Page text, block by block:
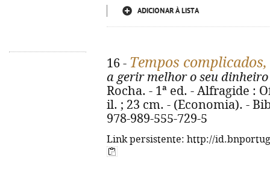
ADICIONAR À LISTA
16 - Tempos
a gerir melhor o seu dinheiro
Rocha. - 1ª ed. - Alfragide :
il. ; 23 cm. - (Economia). -
978-989-555-729-5
Link persistente: http://